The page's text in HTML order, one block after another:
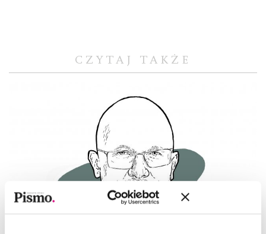
CZYTAJ TAKŻE